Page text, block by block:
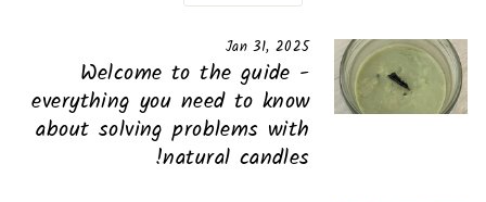
Jan 31, 2025
Welcome to the guide -
everything you need to know
about solving problems with
natural candles!